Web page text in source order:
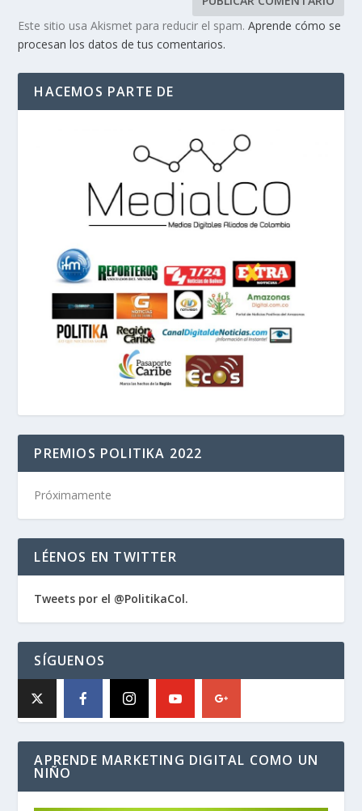
Este sitio usa Akismet para reducir el spam.Aprende cómo se
procesan los datos de tus comentarios.
HACEMOS PARTE DE
PREMIOS POLITIKA 2022
Próximamente
LÉENOS EN TWITTER
Tweets por el @PolitikaCol.
SÍGUENOS
APRENDE MARKETING DIGITAL COMO UN
NIÑO